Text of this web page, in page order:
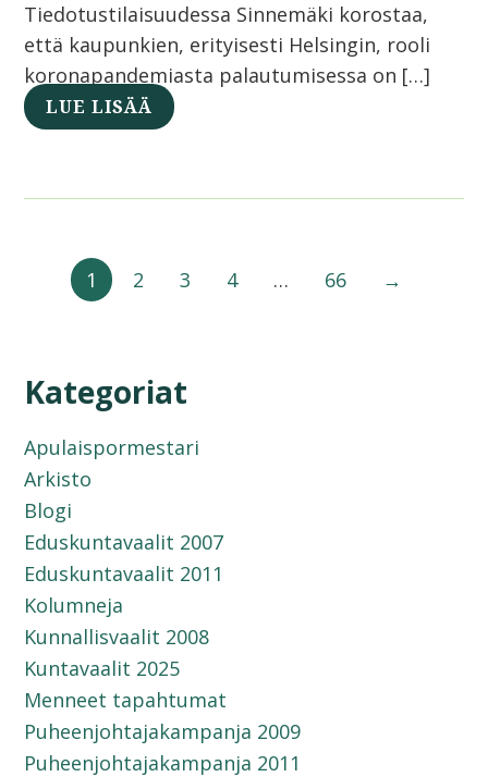
Tiedotustilaisuudessa Sinnemäki korostaa,
että kaupunkien, erityisesti Helsingin, rooli
koronapandemiasta palautumisessa on […]
LUE LISÄÄ
1 2 3 4 … 66 →
Kategoriat
Apulaispormestari
Arkisto
Blogi
Eduskuntavaalit 2007
Eduskuntavaalit 2011
Kolumneja
Kunnallisvaalit 2008
Kuntavaalit 2025
Menneet tapahtumat
Puheenjohtajakampanja 2009
Puheenjohtajakampanja 2011